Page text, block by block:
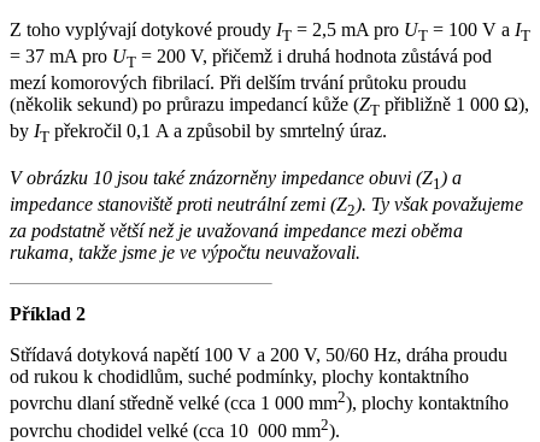
Z toho vyplývají dotykové proudy IT = 2,5 mA pro UT = 100 V a IT
= 37 mA pro UT = 200 V, přičemž i druhá hodnota zůstává pod
mezí komorových fibrilací. Při delším trvání průtoku proudu
(několik sekund) po průrazu impedancí kůže (ZT přibližně 1 000 Ω),
by IT překročil 0,1 A a způsobil by smrtelný úraz.
V obrázku 10 jsou také znázorněny impedance obuvi (Z1) a
impedance stanoviště proti neutrální zemi (Z2). Ty však považujeme
za podstatně větší než je uvažovaná impedance mezi oběma
rukama, takže jsme je ve výpočtu neuvažovali.
Příklad 2
Střídavá dotyková napětí 100 V a 200 V, 50/60 Hz, dráha proudu
od rukou k chodidlům, suché podmínky, plochy kontaktního
povrchu dlaní středně velké (cca 1 000 mm2), plochy kontaktního
povrchu chodidel velké (cca 10 000 mm2).